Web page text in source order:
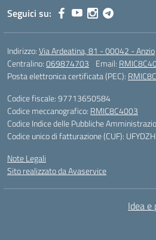
Seguici su:
Indirizzo:Via Ardeatina, 81 - 00042 - Anzio
Centralino:069874703 Email:
Posta elettronica certificata (PEC):
Codice fiscale: 97713650584
Codice meccanografico: RMIC8C4003
Codice Indice delle Pubbliche
Codice unico di fatturazione (CUF): UFYDZH
Note Legali
Sito realizzato da Avaservice
Idea e